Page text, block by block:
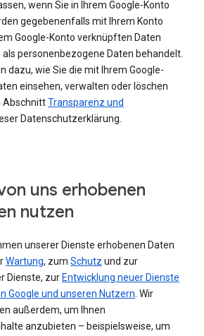
wenn Sie in Ihrem Google-Konto
gegebenenfalls mit Ihrem Konto
Google-Konto verknüpften Daten
personenbezogene Daten behandelt.
dazu, wie Sie die mit Ihrem Google-
einsehen, verwalten oder löschen
AbschnittTransparenz und
Datenschutzerklärung.
uns erhobenen
nutzen
unserer Dienste erhobenen Daten
Wartung, zum Schutz und zur
Dienste, zur Entwicklung neuer Dienste
Google und unseren Nutzern. Wir
außerdem, um Ihnen
anzubieten – beispielsweise, um